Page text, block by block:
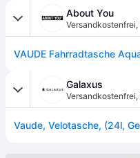
About You
Versandkostenfrei,
Galaxus
Versandkostenfrei,